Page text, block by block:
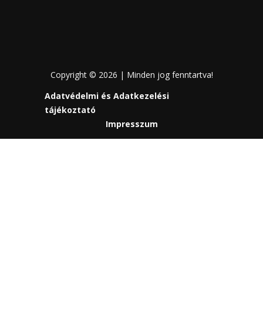
Copyright © 2026 | Minden jog fenntartva!
Adatvédelmi és Adatkezelési
tájékoztató
Impresszum